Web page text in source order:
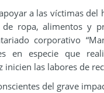
a las víctimas
ropa, alimentos y
corporativo
en especie que
inicien las labores de
del grave